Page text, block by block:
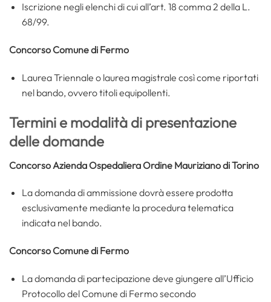
Iscrizione negli elenchi di cui all’art. 18 comma 2 della L.
68/99.
Concorso Comune di Fermo
Laurea Triennale o laurea magistrale così come riportati
nel bando, ovvero titoli equipollenti.
Termini e modalità di presentazione
delle domande
Concorso Azienda Ospedaliera Ordine Mauriziano di Torino
La domanda di ammissione dovrà essere prodotta
esclusivamente mediante la procedura telematica
indicata nel bando.
Concorso Comune di Fermo
La domanda di partecipazione deve giungere all’Ufficio
Protocollo del Comune di Fermo secondo